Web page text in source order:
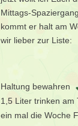
Mittags-
kommt er halt am
wir lieber zur Liste:
Haltung bewahren
1,5 Liter trinken am
ein mal die Woche